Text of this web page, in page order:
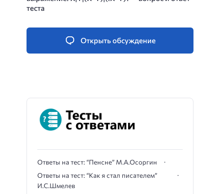
теста
Открыть обсуждение
Ответы на тест: “Пенсне” М.А.Осоргин
Ответы на тест: “Как я стал писателем”
И.С.Шмелев